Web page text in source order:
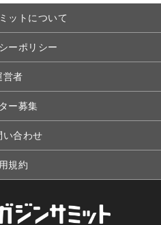
ットについて
ーポリシー
営者
ー募集
い合わせ
規約